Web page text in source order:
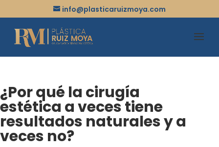
info@plasticaruizmoya.com
¿Por qué la cirugía
estética a veces tiene
resultados naturales y a
veces no?